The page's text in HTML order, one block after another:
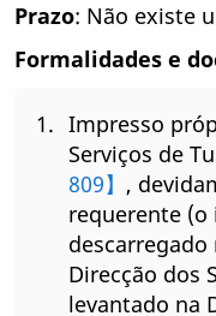
Prazo: Não existe
Formalidades e
Impresso
Serviços de
809】 ,
requerente (o
descarregado
Direcção dos
levantado na